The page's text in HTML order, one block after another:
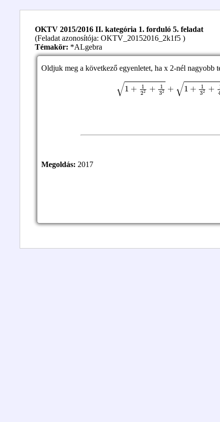
OKTV 2015/2016 II. kategória 1. forduló 5. feladat
(Feladat azonosítója: OKTV_20152016_2k1f5 )
Témakör: *ALgebra
Oldjuk meg a következő egyenletet, ha x 2-nél nagyobb
+122+132+1 + 2+142+…
Megoldás: 2017